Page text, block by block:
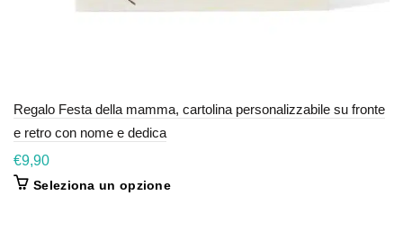
Regalo Festa della mamma, cartolina personalizzabile su fronte
e retro con nome e dedica
€9,90
Seleziona un opzione